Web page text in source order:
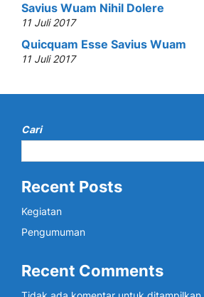
Savius Wuam Nihil Dolere
11 Juli 2017
Quicquam Esse Savius Wuam
11 Juli 2017
Cari
Recent Posts
Kegiatan
Pengumuman
Recent Comments